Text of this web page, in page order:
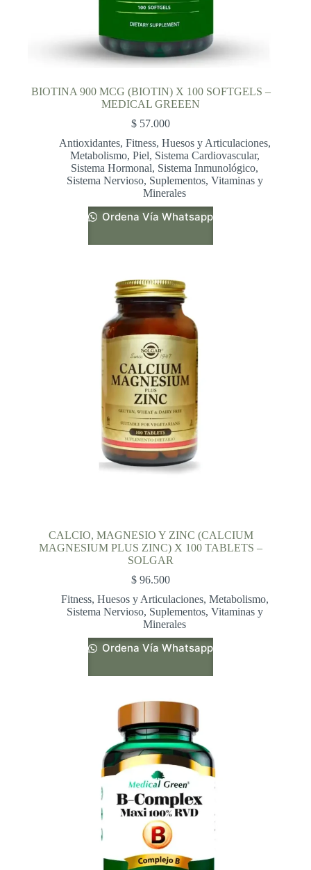
BIOTINA 900 MCG (BIOTIN) X 100 SOFTGELS –
MEDICAL GREEEN
$ 57.000
Antioxidantes, Fitness, Huesos y Articulaciones,
Metabolismo, Piel, Sistema Cardiovascular,
Sistema Hormonal, Sistema Inmunológico,
Sistema Nervioso, Suplementos, Vitaminas y
Minerales
Ordena Vía Whatsapp
CALCIO, MAGNESIO Y ZINC (CALCIUM
MAGNESIUM PLUS ZINC) X 100 TABLETS –
SOLGAR
$ 96.500
Fitness, Huesos y Articulaciones, Metabolismo,
Sistema Nervioso, Suplementos, Vitaminas y
Minerales
Ordena Vía Whatsapp